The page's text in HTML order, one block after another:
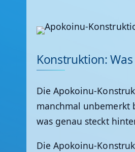
Konstruktion:
Die Apokoinu-
manchmal unbemerkt
was genau steckt
Die Apokoinu-